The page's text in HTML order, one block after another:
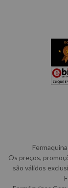
Os preços,
são válidos